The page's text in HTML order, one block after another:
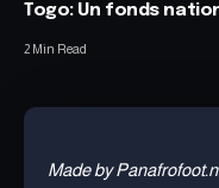
Togo: Un fonds
2 Min Read
Made by